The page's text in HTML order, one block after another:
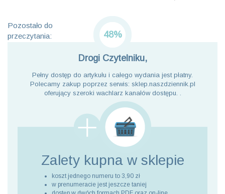
Pozostało do
przeczytania:
48%
Drogi Czytelniku,
Pełny dostęp do artykułu i całego wydania jest płatny.
Polecamy zakup poprzez serwis: sklep.naszdziennik.pl
oferujący szeroki wachlarz kanałów dostępu. .
Zalety kupna w sklepie
koszt jednego numeru to 3,90 zł
w prenumeracie jest jeszcze taniej